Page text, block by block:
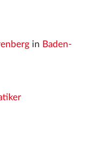
in Baden-